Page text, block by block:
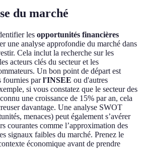
du marché
les opportunités financières
une analyse approfondie du marché dans
Cela inclut la recherche sur les
acteurs clés du secteur et les
Un bon point de départ est
fournies parl'INSEE ou d'autres
si vous constatez que le secteur des
une croissance de 15% par an, cela
davantage. Une analyse SWOT
menaces) peut également s’avérer
courantes comme l’approximation des
signaux faibles du marché. Prenez le
économique avant de prendre